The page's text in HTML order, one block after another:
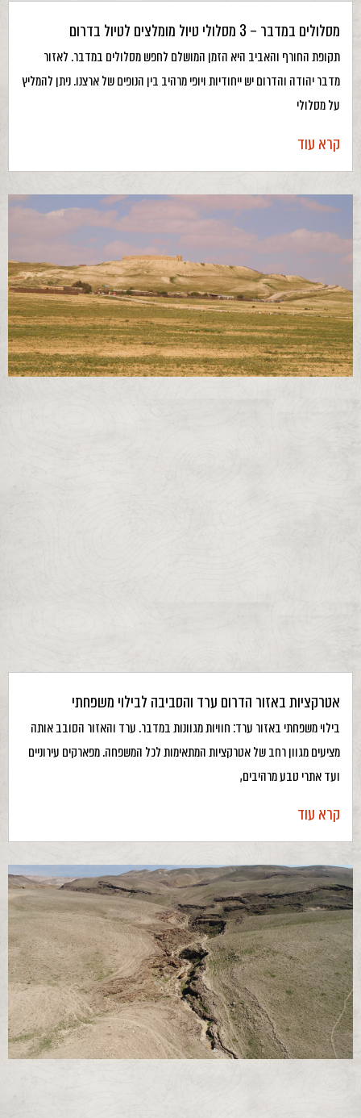
מסלולים במדבר – 3 מסלולי טיול מומלצים לטיול בדרום
תקופת החורף והאביב היא הזמן המושלם לחפש מסלולים במדבר. לאזור
מדבר יהודה והדרום יש ייחודיות ויופי מרהיב בין הנופים של ארצנו. ניתן להמליץ
על מסלולי
קרא עוד
אטרקציות באזור הדרום ערד והסביבה לבילוי משפחתי
בילוי משפחתי באזור ערד: חוויות מגוונות במדבר. ערד והאזור הסובב אותה
מציעים מגוון רחב של אטרקציות המתאימות לכל המשפחה. מפארקים עירוניים
ועד אתרי טבע מרהיבים,
קרא עוד